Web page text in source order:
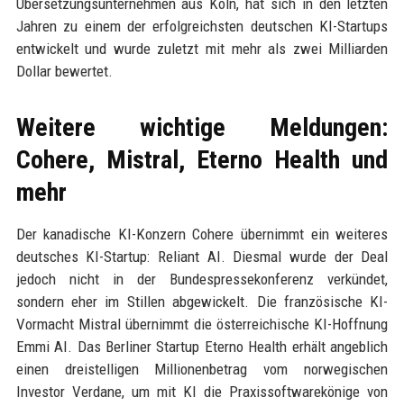
Übersetzungsunternehmen aus Köln, hat sich in den letzten
Jahren zu einem der erfolgreichsten deutschen KI-Startups
entwickelt und wurde zuletzt mit mehr als zwei Milliarden
Dollar bewertet.
Weitere wichtige Meldungen:
Cohere, Mistral, Eterno Health und
mehr
Der kanadische KI-Konzern Cohere übernimmt ein weiteres
deutsches KI-Startup: Reliant AI. Diesmal wurde der Deal
jedoch nicht in der Bundespressekonferenz verkündet,
sondern eher im Stillen abgewickelt. Die französische KI-
Vormacht Mistral übernimmt die österreichische KI-Hoffnung
Emmi AI. Das Berliner Startup Eterno Health erhält angeblich
einen dreistelligen Millionenbetrag vom norwegischen
Investor Verdane, um mit KI die Praxissoftwarekönige von